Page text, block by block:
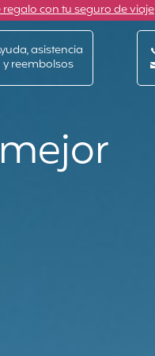
regalo con tu seguro de viaje
asistencia
y reembolsos